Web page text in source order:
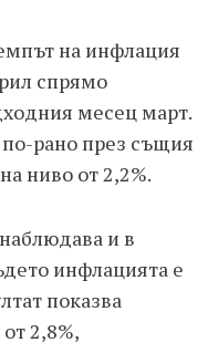
на инфлация
спрямо
месец март.
рано през същия
ниво от 2,2%.
и в
инфлацията е
показва
2,8%,